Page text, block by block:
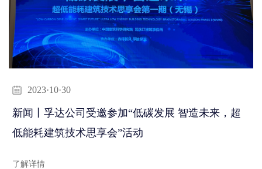
2023·10·30
新闻丨孚达公司受邀参加“低碳发展 智造未来，超
低能耗建筑技术思享会”活动
了解详情